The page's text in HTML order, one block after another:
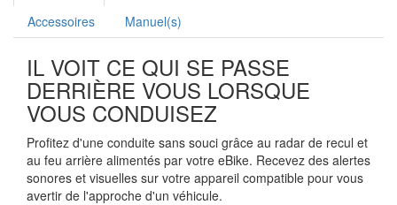
Accessoires
Manuel(s)
IL VOIT CE QUI SE PASSE
DERRIÈRE VOUS LORSQUE
VOUS CONDUISEZ
Profitez d'une conduite sans souci grâce au radar de recul et
au feu arrière alimentés par votre eBike. Recevez des alertes
sonores et visuelles sur votre appareil compatible pour vous
avertir de l'approche d'un véhicule.